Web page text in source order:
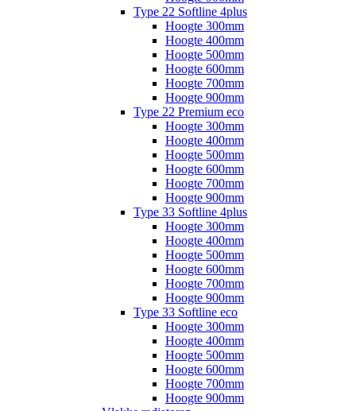
Type 22 Softline 4plus
Hoogte 300mm
Hoogte 400mm
Hoogte 500mm
Hoogte 600mm
Hoogte 700mm
Hoogte 900mm
Type 22 Premium eco
Hoogte 300mm
Hoogte 400mm
Hoogte 500mm
Hoogte 600mm
Hoogte 700mm
Hoogte 900mm
Type 33 Softline 4plus
Hoogte 300mm
Hoogte 400mm
Hoogte 500mm
Hoogte 600mm
Hoogte 700mm
Hoogte 900mm
Type 33 Softline eco
Hoogte 300mm
Hoogte 400mm
Hoogte 500mm
Hoogte 600mm
Hoogte 700mm
Hoogte 900mm